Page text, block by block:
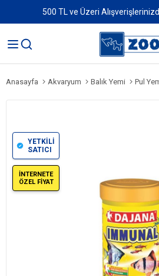
500 TL ve Üzeri
Anasayfa Akvaryum Balık Yemi Pul
YETKİLİ
SATICI
İNTERNETE
ÖZEL FİYAT